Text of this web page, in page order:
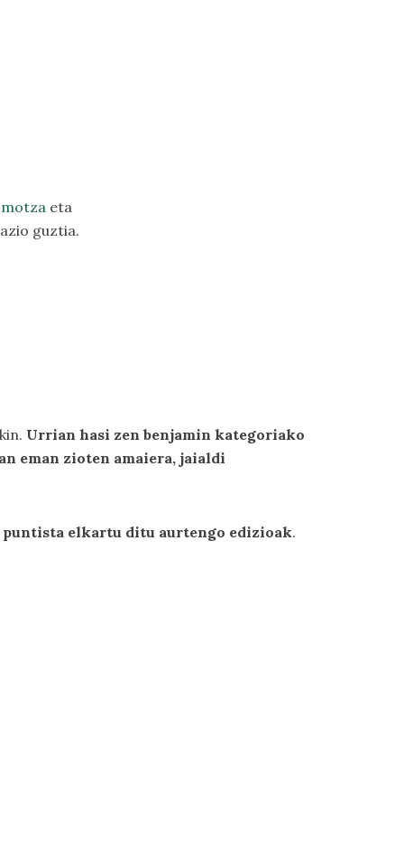
eta
guztia.
Urrian hasi zen benjamin kategoriako
eman zioten amaiera, jaialdi
puntista elkartu ditu aurtengo edizioak.